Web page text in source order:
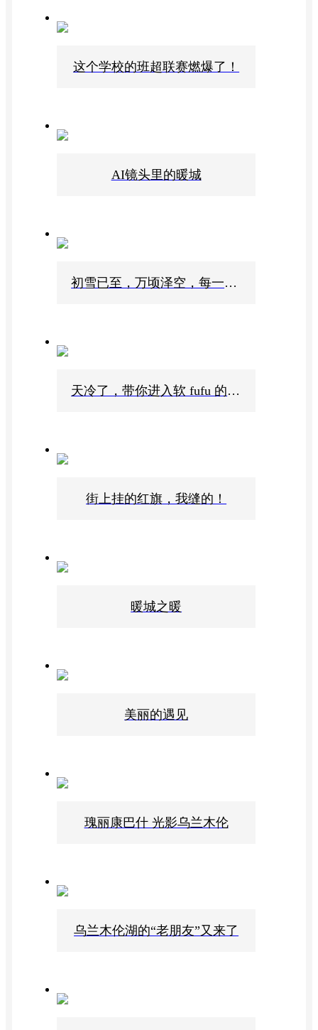
这个学校的班超联赛燃爆了！
AI镜头里的暖城
初雪已至，万顷泽空，每一片雪花都是暮冬来信
天冷了，带你进入软 fufu 的康巴什
街上挂的红旗，我缝的！
暖城之暖
美丽的遇见
瑰丽康巴什 光影乌兰木伦
乌兰木伦湖的“老朋友”又来了